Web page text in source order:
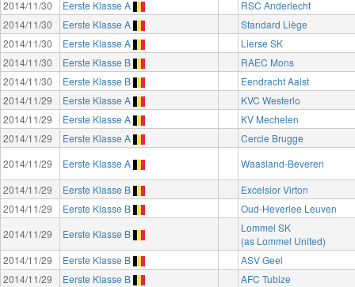
2014/11/30
Eerste Klasse A
RSC Anderlecht
2014/11/30
Eerste Klasse A
Standard Liège
2014/11/30
Eerste Klasse A
Lierse SK
2014/11/30
Eerste Klasse B
RAEC Mons
2014/11/30
Eerste Klasse B
Eendracht Aalst
2014/11/29
Eerste Klasse A
KVC Westerlo
2014/11/29
Eerste Klasse A
KV Mechelen
2014/11/29
Eerste Klasse A
Cercle Brugge
2014/11/29
Eerste Klasse A
Waasland-Beveren
2014/11/29
Eerste Klasse B
Excelsior Virton
2014/11/29
Eerste Klasse B
Oud-Heverlee Leuven
2014/11/29
Eerste Klasse B
Lommel SK
(as Lommel United)
2014/11/29
Eerste Klasse B
ASV Geel
2014/11/29
Eerste Klasse B
AFC Tubize